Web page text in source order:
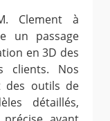
Clement à
un passage
en 3D des
clients. Nos
des outils de
détaillés,